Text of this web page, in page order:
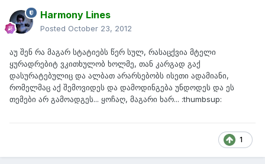
Harmony Lines
Posted October 23, 2012
აუ შენ რა მაგარ სტატიებს წერ სულ, რასაცქვია მტელი
ყურადრებიტ ვკითხულობ ხოლმე, თან კარგად გაქ
დასურატებულიც და ალბათ არარსებობს ისეთი ადამიანი,
რომელმაც აქ შემოვიდეს და დამოდინგება უნდოდეს და ეს
თემები არ გამოადგეს... ყოჩაღ, მაგარი ხარ... :thumbsup:
1